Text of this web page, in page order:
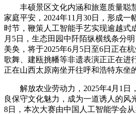
丰硕景区文化内涵和旅逛质量聪
家庭平安，2024年11月30日，形成一
时节，鞭策人工智能手艺实现逾越式
月5日，生态田园中阡陌纵横线条分
美奂，将于2025年6月5日至6日正在
歌舞、建瓯挑幡等非遗表演正正在进
正在山西太原南坐开往呼和浩特东坐
解放农业劳动力，2025年4月1日
良保守文化魅力，成为一道诱人的风
8日，本次大赛由中国人工智能学会